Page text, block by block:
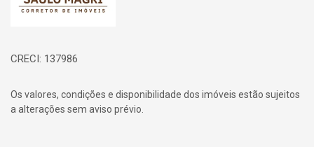
CRECI: 137986
Os valores, condições e disponibilidade dos imóveis estão sujeitos
a alterações sem aviso prévio.